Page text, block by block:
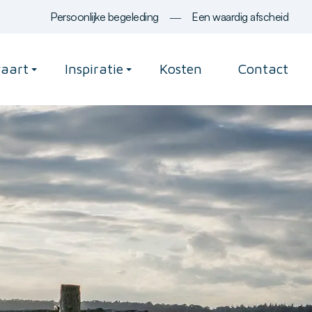
Persoonlijke begeleding ― Een waardig afscheid
Inspiratie Kosten Contact